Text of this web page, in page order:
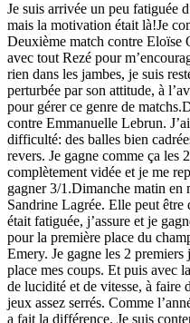
Je suis arrivée un peu fatiguée
mais la motivation était là!Je
Deuxième match contre Eloïse
avec tout Rezé pour
rien dans les jambes, je suis
perturbée par son attitude, à
pour gérer ce genre de
contre Emmanuelle Lebrun.
difficulté: des balles bien
revers. Je gagne comme ça les
complètement vidée et je me
gagner 3/1.Dimanche matin en
Sandrine Lagrée. Elle peut être
était fatiguée, j’assure et je
pour la première place du
Emery. Je gagne les 2 premiers
place mes coups. Et puis avec
de lucidité et de vitesse, à faire
jeux assez serrés. Comme
a fait la différence. Je suis